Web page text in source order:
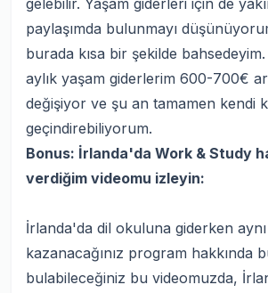
gelebilir. Yaşam giderleri için de
paylaşımda bulunmayı
burada kısa bir şekilde
aylık yaşam giderlerim 600-700€
değişiyor ve şu an tamamen kendi
geçindirebiliyorum.
Bonus: İrlanda'da Work & Study
verdiğim videomu izleyin:
İrlanda'da dil okuluna giderken
kazanacağınız program hakkında
bulabileceğiniz bu videomuzda,